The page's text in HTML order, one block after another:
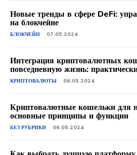
Новые тренды в сфере DeFi:
на блокчейне
БЛОКЧЕЙН 07.05.2024
Интеграция криптовалютных
повседневную жизнь:
КРИПТОВАЛЮТЫ 06.05.2024
Криптовалютные кошельки для
основные принципы и функции
БЕЗ РУБРИКИ 06.05.2024